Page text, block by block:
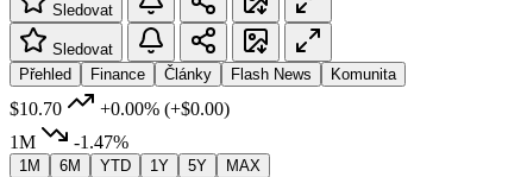
Sledovat
Sledovat
Přehled
Finance Články Flash News Komunita
$10.70 +0.00% (+$0.00)
1M
-1.47%
1M 6M YTD 1Y 5Y MAX